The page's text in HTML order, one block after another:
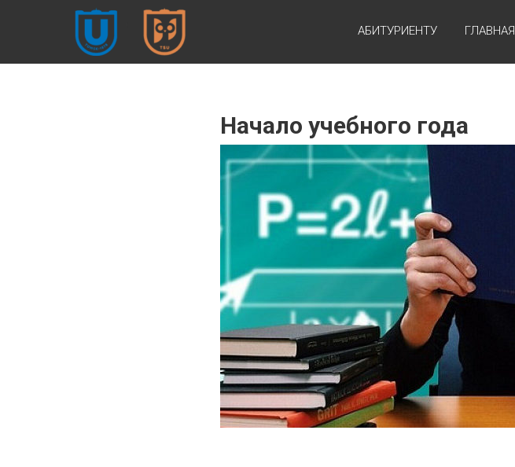
ФИЛОСОФСКИЙ
ФАКУЛЬТЕТ
АБИТУРИЕНТУ ГЛАВНАЯ
Начало учебного года